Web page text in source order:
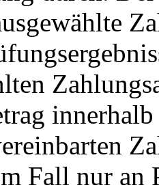
Fall nur an